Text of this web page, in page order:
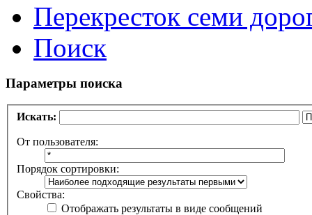
Перекресток семи
Поиск
Параметры поиска
Искать:
От пользователя:
Порядок сортировки:
Свойства:
Отображать результаты в виде сообщений